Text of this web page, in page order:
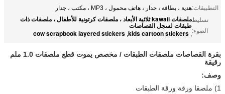
التطبيقات:هدية ، بطاقة ، جدار ، هاتف محمول ، MP3 ، مكتب ، جدار
تسليط
الضوء:
ملصقات kawaii ثلاثية الأبعاد ، ملصقات كرتونية للأطفال ، ملصقات ذات
طبقات لسجل القصاصات
,
kids cartoon stickers
,
cow scrapbook layered stickers
بقرة القصاصات ملصقات الطبقات / مخصص يموت قطع ملصقات 1.0 ملم
رقيقة
وصف:
1) ملصقا ورقة ورقة الطبقات